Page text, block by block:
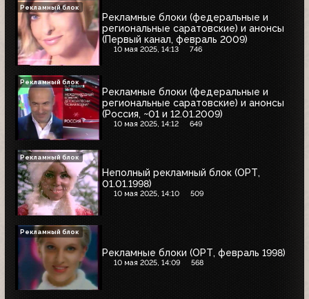
Рекламные блоки (федеральные и
региональные саратовские) и анонсы
(Первый канал, февраль 2009)
10 мая 2025, 14:13 746
Рекламный блок
Рекламные блоки (федеральные и
региональные саратовские) и анонсы
(Россия, ~01 и 12.01.2009)
10 мая 2025, 14:12 649
Рекламный блок
Неполный рекламный блок (ОРТ,
01.01.1998)
10 мая 2025, 14:10 509
Рекламный блок
Рекламные блоки (ОРТ, февраль 1998)
10 мая 2025, 14:09 568
Рекламный блок